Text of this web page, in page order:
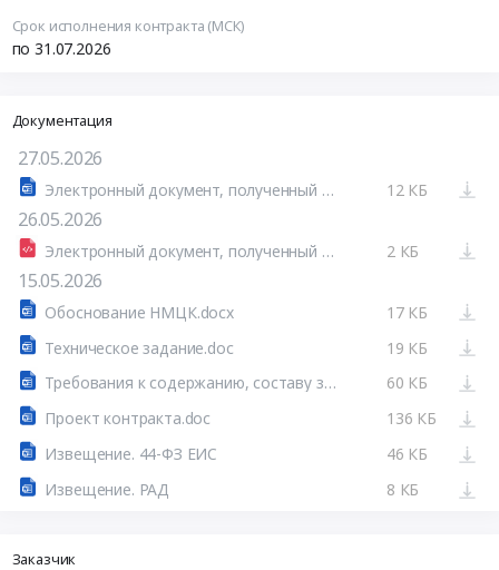
Срок исполнения контракта (МСК)
по 31.07.2026
Документация
27.05.2026
Электронный документ, полученный из внешней системы 12 КБ
26.05.2026
Электронный документ, полученный из внешней системы 2 КБ
15.05.2026
Обоснование НМЦК.docx
17 КБ
Техническое задание.doc
19 КБ
Требования к содержанию, составу заявки на участие в закупке, требования к обеспечению исполнения контракта.docx
60 КБ
Проект контракта.doc
136 КБ
Извещение. 44-ФЗ ЕИС
46 КБ
Извещение. РАД
8 КБ
Заказчик